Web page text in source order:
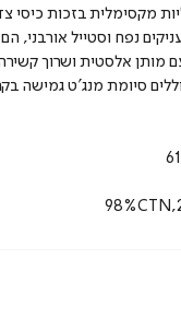
מקסימלית בזכות כיסי
נפח וסטייל אורבני,
מותן אלסטית ושרוך
סיומת מנג’ט גמישה